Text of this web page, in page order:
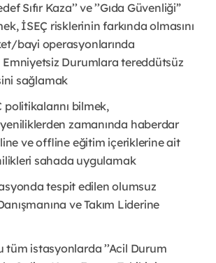
Sıfır Kaza’’ ve ’’Gıda Güvenliği”
İSEÇ risklerinin farkında olmasını
bayi operasyonlarında
Emniyetsiz Durumlara tereddütsüz
sağlamak
politikalarını bilmek,
zamanında haberdar
ve offline eğitim içeriklerine ait
sahada uygulamak
tespit edilen olumsuz
ve Takım Liderine
istasyonlarda ’’Acil Durum